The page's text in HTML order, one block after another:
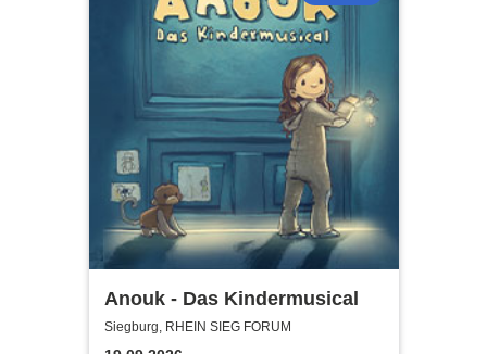
Anouk - Das Kindermusical
Siegburg, RHEIN SIEG FORUM